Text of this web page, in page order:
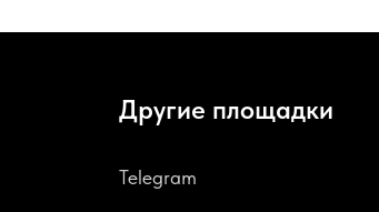
Telegram
Другие площадки